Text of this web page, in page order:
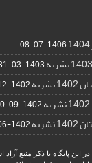
1406-07-08
1403-03-31
1402-12-25
1402-09-30
1402-06-30
این پایگاه با ذکر منبع